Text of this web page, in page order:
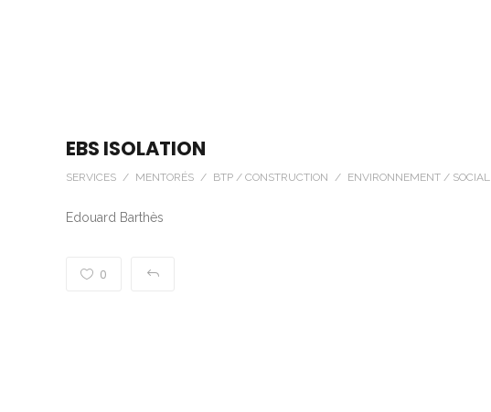
EBS ISOLATION
SERVICES / MENTORÉS / BTP / CONSTRUCTION / ENVIRONNEMENT / SOCIAL
Edouard Barthès
0